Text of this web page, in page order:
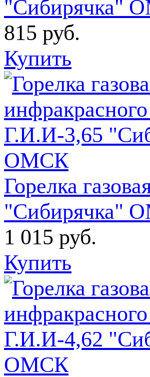
"Сибирячка"
815 руб.
Купить
Горелка
"Сибирячка"
1 015 руб.
Купить